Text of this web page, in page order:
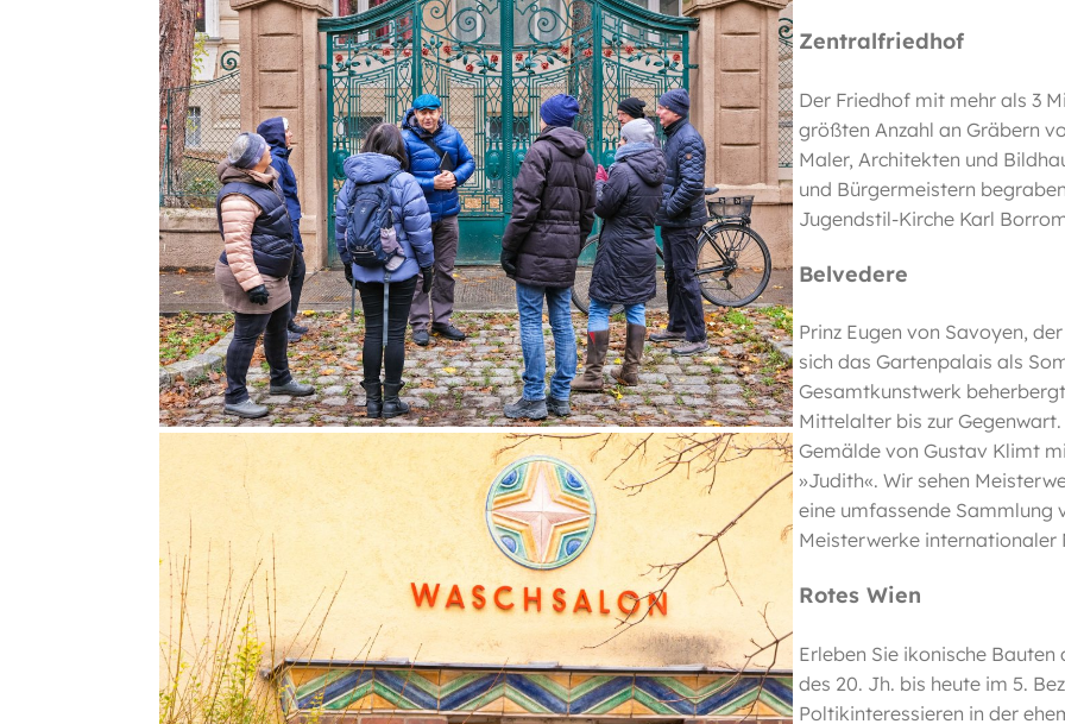
Zentralfriedhof
Der Friedhof mit mehr als 3
größten Anzahl an Gräbern
Maler, Architekten und
und Bürgermeistern
Jugendstil-Kirche Karl
Belvedere
Prinz Eugen von Savoyen,
sich das Gartenpalais als
Gesamtkunstwerk
Mittelalter bis zur
Gemälde von Gustav Klimt
»Judith«. Wir sehen
eine umfassende Sammlung
Meisterwerke
Rotes Wien
Erleben Sie ikonische
des 20. Jh. bis heute im 5.
Poltikinteressieren in der